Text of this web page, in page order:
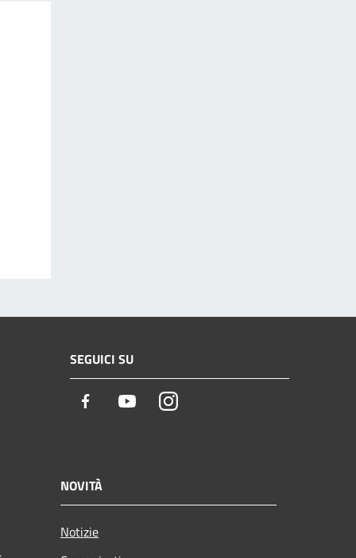
SEGUICI SU
Facebook YoutubeInstagram
NOVITÀ
Notizie